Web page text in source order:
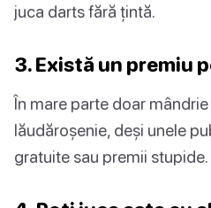
juca darts fără țintă.
3. Există un premiu
În mare parte doar
lăudăroșenie, deși unele
gratuite sau premii stupide.